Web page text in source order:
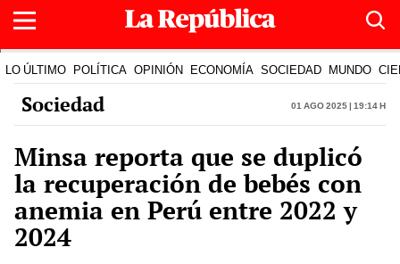
LO ÚLTIMO POLÍTICA OPINIÓN ECONOMÍA SOCIEDAD MUNDO
Sociedad 01 Ago 2025 | 19:14 h
Minsa reporta que se duplicó
la recuperación de bebés con
anemia en Perú entre 2022 y
2024